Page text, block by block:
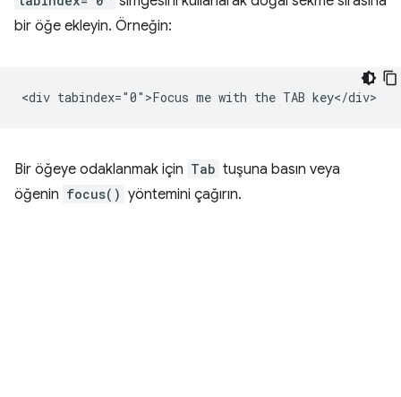
bir öğe ekleyin. Örneğin:
Bir öğeye odaklanmak için Tab tuşuna basın veya
öğenin focus() yöntemini çağırın.